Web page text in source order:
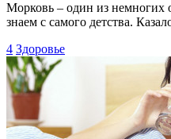
Морковь – один из немногих
знаем с самого детства.
4 Здоровье